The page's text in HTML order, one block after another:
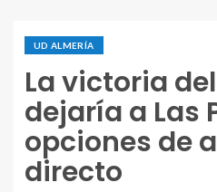
UD ALMERÍA
La victoria
dejaría a Las
opciones de
directo